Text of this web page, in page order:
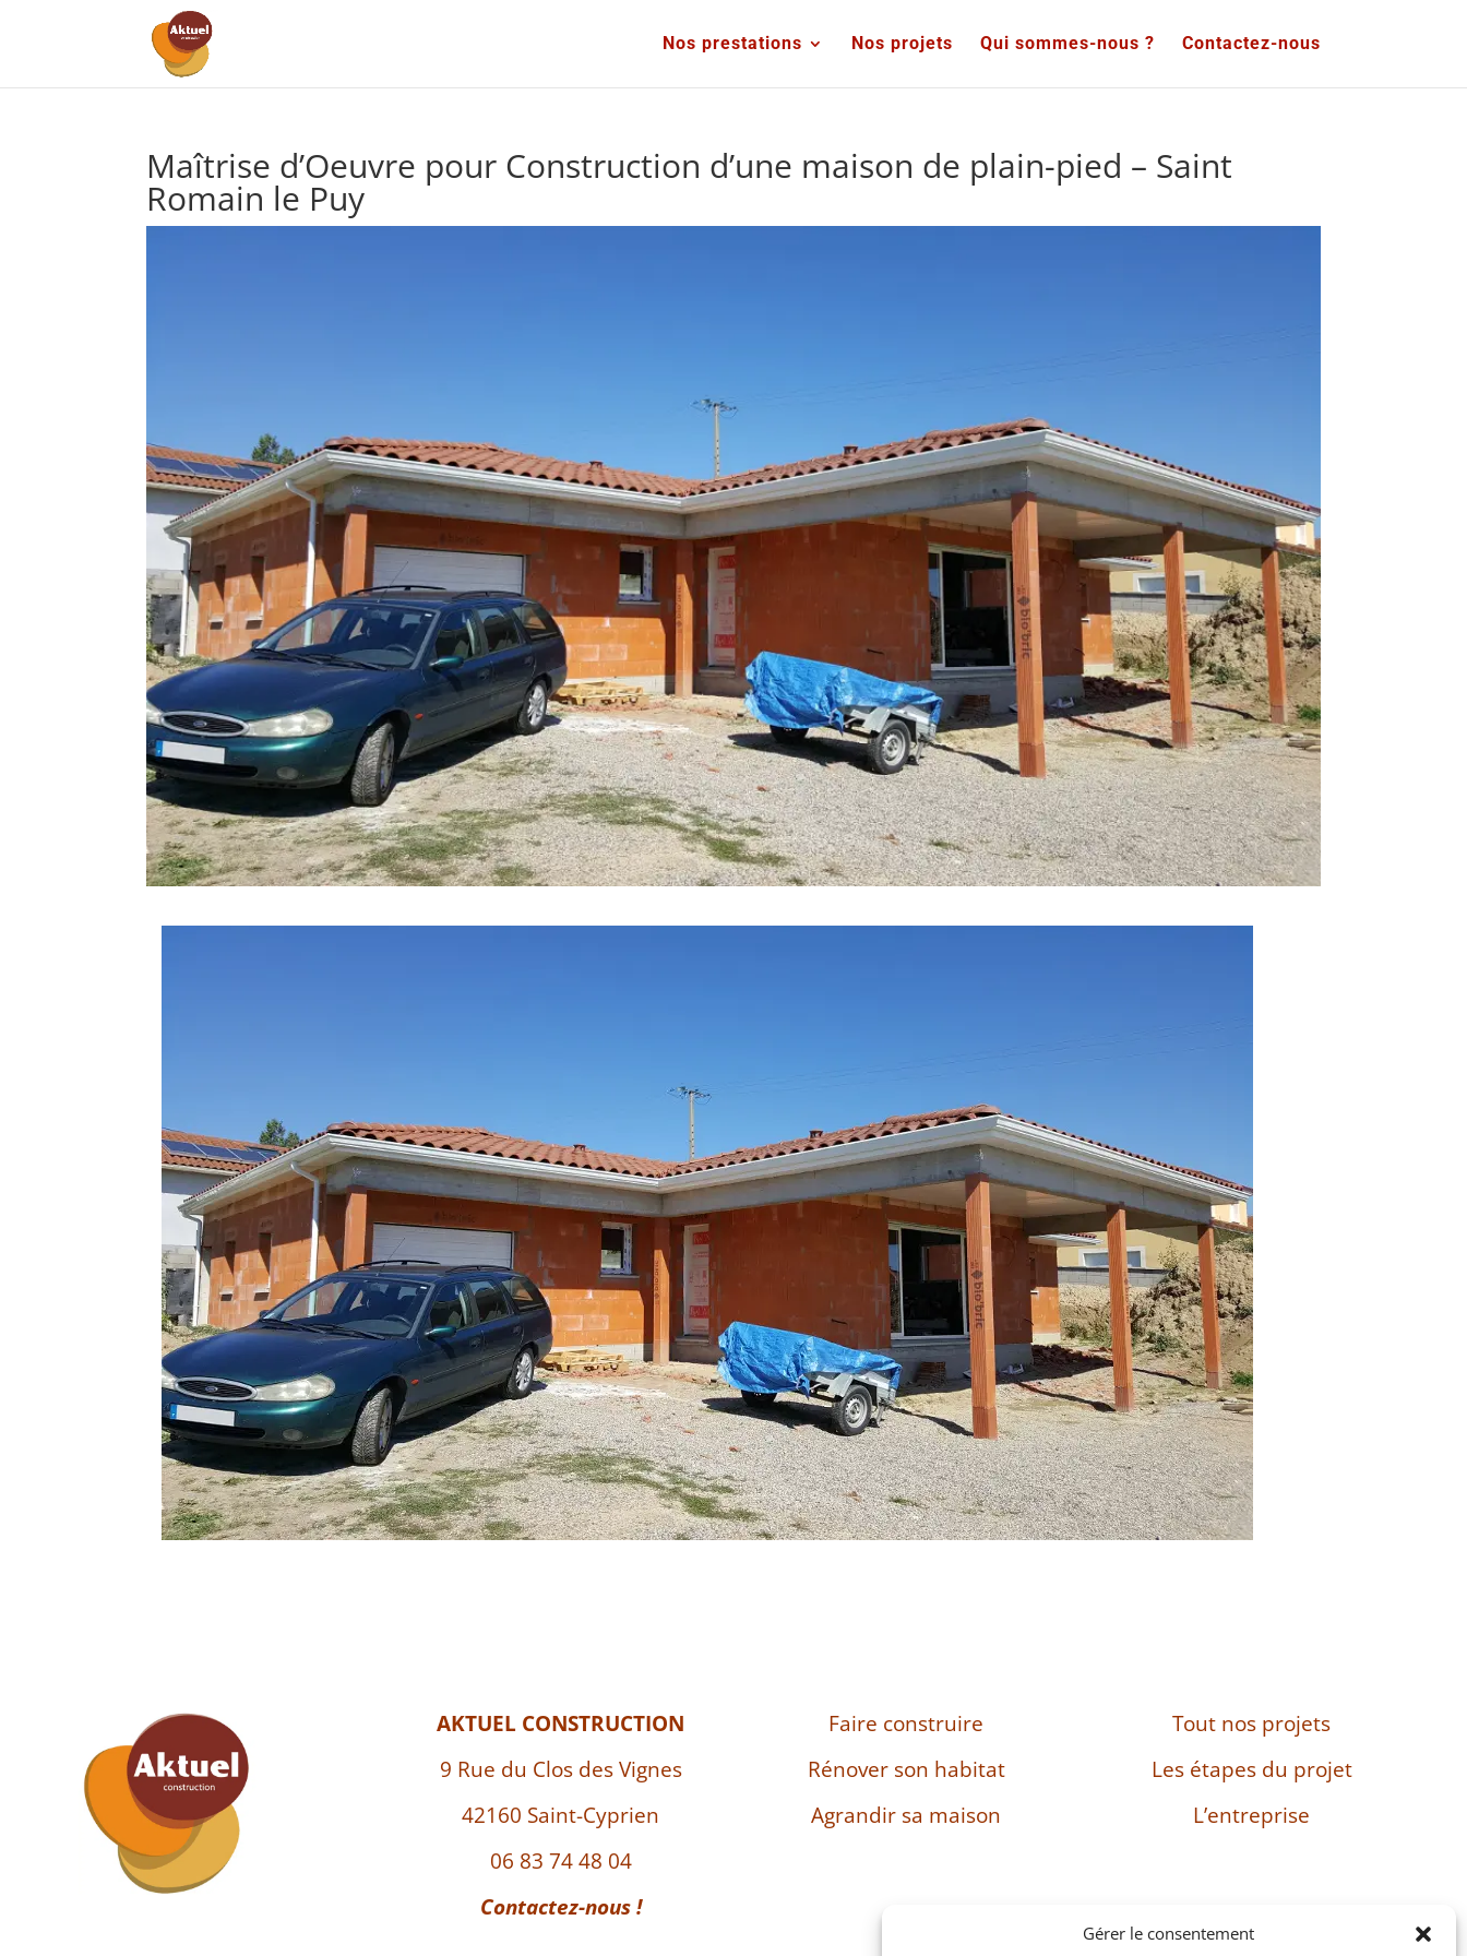
Gérer le consentement
Nos prestations Nos projets Qui sommes-nous ? Contactez-nous
Maîtrise d’Oeuvre pour Construction d’une maison de plain-pied – Saint
Romain le Puy
AKTUEL CONSTRUCTION
9 Rue du Clos des Vignes
42160 Saint-Cyprien
06 83 74 48 04
Contactez-nous !
Faire construire
Rénover son habitat
Agrandir sa maison
Tout nos projets
Les étapes du projet
L’entreprise